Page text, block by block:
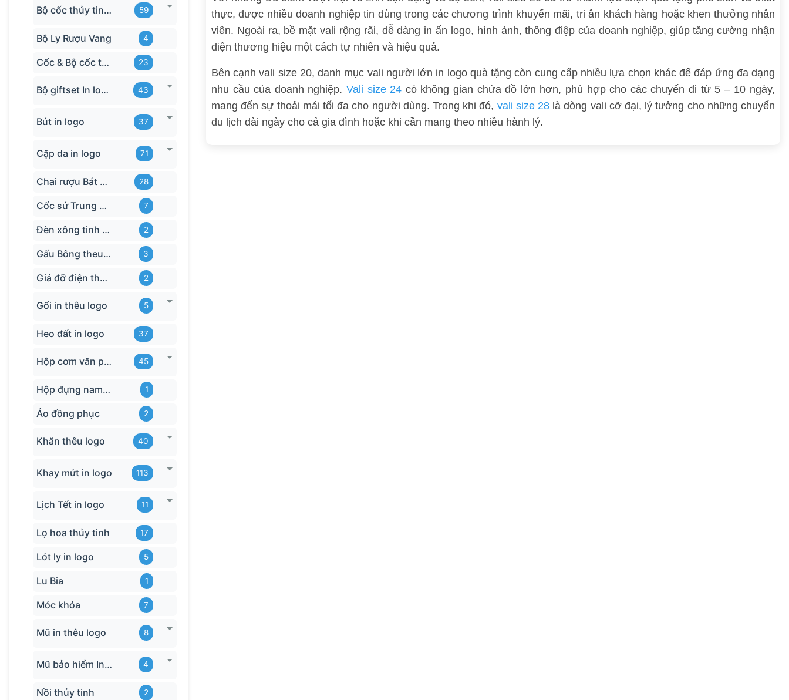
Bộ cốc thủy tinh hãng 59
Bộ Ly Rượu Vang 4
Cốc & Bộ cốc thủy tinh TQ 23
Bộ giftset In logo 43
Bút in logo 37
Cặp da in logo 71
Chai rượu Bát Tràng 28
Cốc sứ Trung Quốc 7
Đèn xông tinh dầu 2
Gấu Bông theu-logo 3
Giá đỡ điện thoại 2
Gối in thêu logo 5
Heo đất in logo 37
Hộp cơm văn phòng 45
Hộp đựng name card 1
Áo đồng phục 2
Khăn thêu logo 40
Khay mứt in logo 113
Lịch Tết in logo 11
Lọ hoa thủy tinh 17
Lót ly in logo 5
Lu Bia 1
Móc khóa 7
Mũ in thêu logo 8
Mũ bảo hiểm In logo 4
Nồi thủy tinh 2
thực, được nhiều doanh nghiệp tin dùng trong các chương trình khuyến mãi, tri ân khách hàng hoặc khen thưởng nhân
viên. Ngoài ra, bề mặt vali rộng rãi, dễ dàng in ấn logo, hình ảnh, thông điệp của doanh nghiệp, giúp tăng cường nhận
diện thương hiệu một cách tự nhiên và hiệu quả.
Bên cạnh vali size 20, danh mục vali người lớn in logo quà tặng còn cung cấp nhiều lựa chọn khác để đáp ứng đa dạng
nhu cầu của doanh nghiệp. Vali size 24 có không gian chứa đồ lớn hơn, phù hợp cho các chuyến đi từ 5 – 10 ngày,
mang đến sự thoải mái tối đa cho người dùng. Trong khi đó, vali size 28 là dòng vali cỡ đại, lý tưởng cho những chuyến
du lịch dài ngày cho cả gia đình hoặc khi cần mang theo nhiều hành lý.